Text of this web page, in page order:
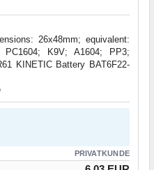
26x48mm; equivalent:
K9V; A1604; PP3;
KINETIC Battery BAT6F22-
PRIVATKUNDE